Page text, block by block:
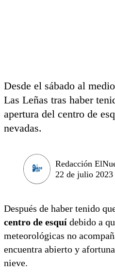
Desde el sábado al
Las Leñas tras haber
apertura del centro de
nevadas.
Redacción
22 de julio 2023
Después de haber tenido
centro de esquí debido a
meteorológicas no
encuentra abierto y
nieve.